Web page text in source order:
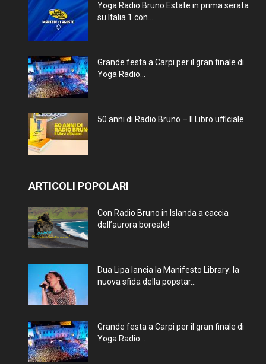
Yoga Radio Bruno Estate in prima serata
su Italia 1 con...
Grande festa a Carpi per il gran finale di
Yoga Radio...
50 anni di Radio Bruno – Il Libro ufficiale
ARTICOLI POPOLARI
Con Radio Bruno in Islanda a caccia
dell’aurora boreale!
Dua Lipa lancia la Manifesto Library: la
nuova sfida della popstar...
Grande festa a Carpi per il gran finale di
Yoga Radio...